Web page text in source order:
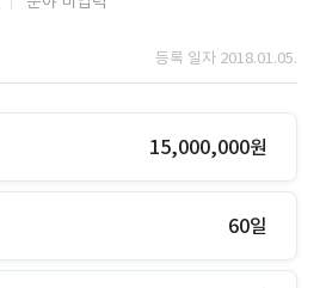
등록 일자 2018.01.05.
15,000,000원
60일